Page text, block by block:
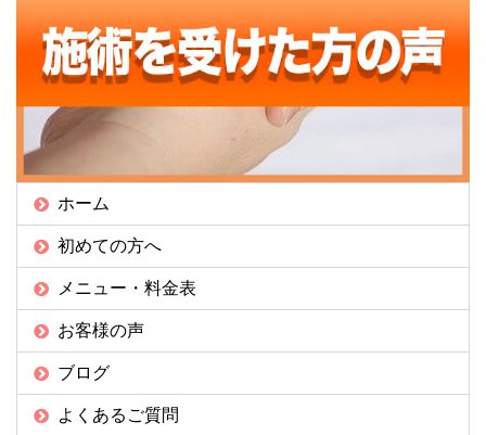
ホーム
初めての方へ
メニュー・料金表
お客様の声
ブログ
よくあるご質問